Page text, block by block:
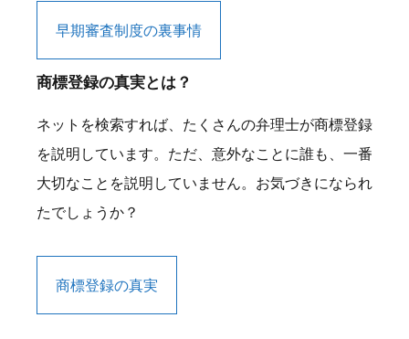
早期審査制度の裏事情
商標登録の真実とは？
ネットを検索すれば、たくさんの弁理士が商標登録
を説明しています。ただ、意外なことに誰も、一番
大切なことを説明していません。お気づきになられ
たでしょうか？
商標登録の真実